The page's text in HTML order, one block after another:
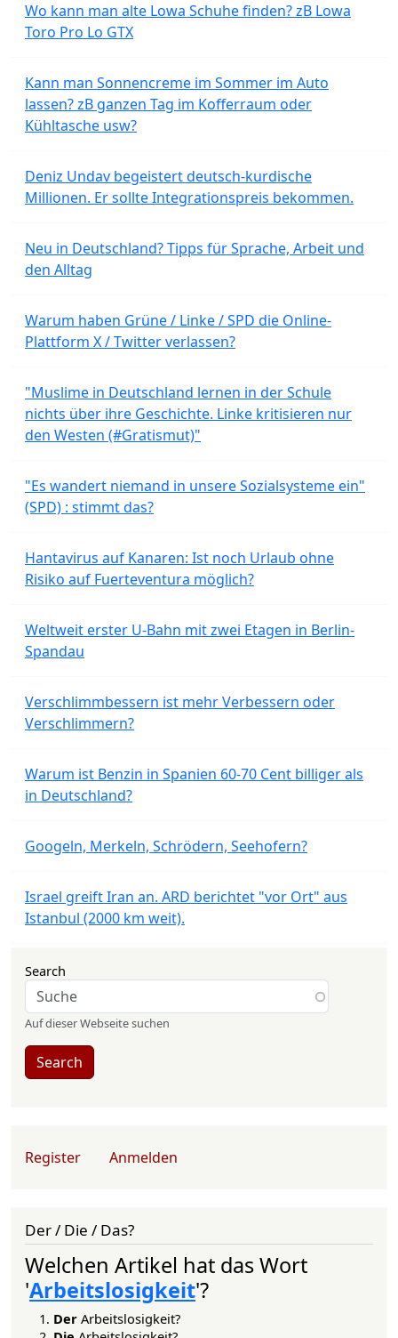
Wo kann man alte Lowa Schuhe finden? zB Lowa
Toro Pro Lo GTX
Kann man Sonnencreme im Sommer im Auto
lassen? zB ganzen Tag im Kofferraum oder
Kühltasche usw?
Deniz Undav begeistert deutsch-kurdische
Millionen. Er sollte Integrationspreis bekommen.
Neu in Deutschland? Tipps für Sprache, Arbeit und
den Alltag
Warum haben Grüne / Linke / SPD die Online-
Plattform X / Twitter verlassen?
"Muslime in Deutschland lernen in der Schule
nichts über ihre Geschichte. Linke kritisieren nur
den Westen (#Gratismut)"
"Es wandert niemand in unsere Sozialsysteme ein"
(SPD) : stimmt das?
Hantavirus auf Kanaren: Ist noch Urlaub ohne
Risiko auf Fuerteventura möglich?
Weltweit erster U-Bahn mit zwei Etagen in Berlin-
Spandau
Verschlimmbessern ist mehr Verbessern oder
Verschlimmern?
Warum ist Benzin in Spanien 60-70 Cent billiger als
in Deutschland?
Googeln, Merkeln, Schrödern, Seehofern?
Israel greift Iran an. ARD berichtet "vor Ort" aus
Istanbul (2000 km weit).
Search
Auf dieser Webseite suchen
Search
User account menu
Register Anmelden
Der / Die / Das?
Welchen Artikel hat das Wort
'Arbeitslosigkeit'?
Der Arbeitslosigkeit?